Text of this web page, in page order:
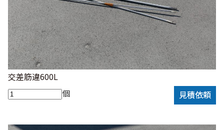
交差筋違600L
個
見積依頼